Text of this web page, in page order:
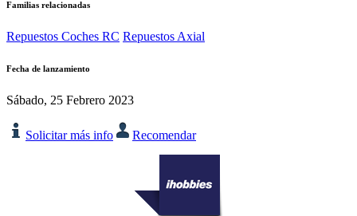
Familias relacionadas
Repuestos Coches RC Repuestos Axial
Fecha de lanzamiento
Sábado, 25 Febrero 2023
Solicitar más info Recomendar